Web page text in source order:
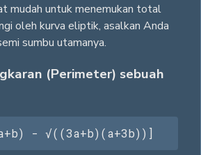
mudah untuk menemukan total
oleh kurva eliptik, asalkan Anda
sumbu utamanya.
(Perimeter) sebuah
- √((3a+b)(a+3b))]